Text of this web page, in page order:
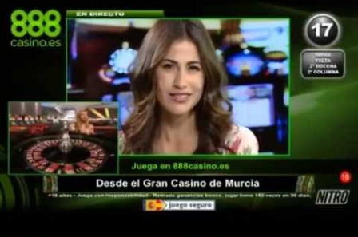
ม
31
32
ตอน
ที่
33
ตอน
ที่